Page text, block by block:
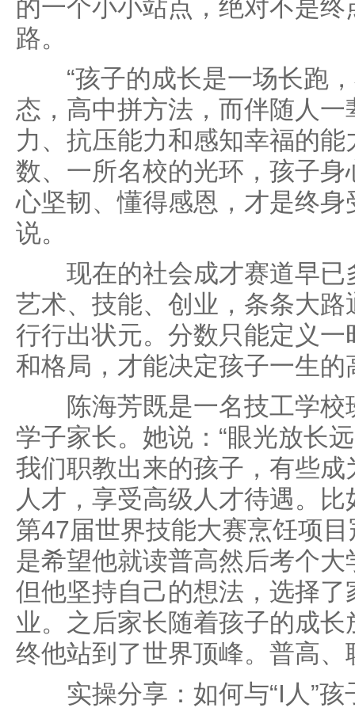
的一个小小站点，绝对不是
路。
“孩子的成长是一场长跑，
态，高中拼方法，而伴随人
力、抗压能力和感知幸福的
数、一所名校的光环，孩子
心坚韧、懂得感恩，才是终身
说。
现在的社会成才赛道早已
艺术、技能、创业，条条大
行行出状元。分数只能定义
和格局，才能决定孩子一生的
陈海芳既是一名技工学校
学子家长。她说：“眼光放长
我们职教出来的孩子，有些
人才，享受高级人才待遇。
第47届世界技能大赛烹饪项
是希望他就读普高然后考个
但他坚持自己的想法，选择
业。之后家长随着孩子的成
终他站到了世界顶峰。普高、
实操分享：如何与“I人”孩